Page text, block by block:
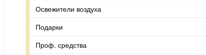
Освежители воздуха
Подарки
Проф. средства